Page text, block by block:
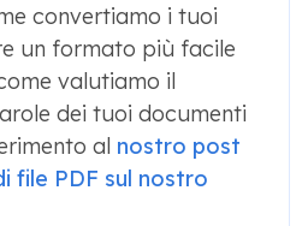
convertiamo i tuoi
un formato più facile
valutiamo il
dei tuoi documenti
al nostro post
file PDF sul nostro